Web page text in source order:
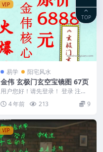
VIP
易学 阳宅风水
金伟 玄极门玄空宝镜图 67页
用户您好！请先登录！ 登录 注册
金伟 玄极门玄空宝镜图 67页 Y23
02-5...4 年前 213 9
VIP
TOP